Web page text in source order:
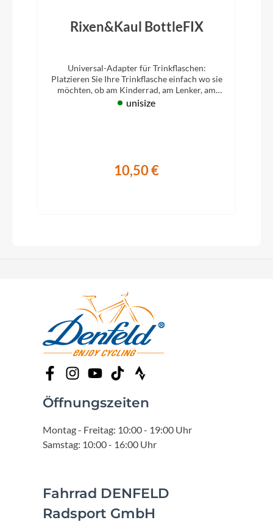
Rixen&Kaul BottleFIX
Universal-Adapter für Trinkflaschen:
Platzieren Sie Ihre Trinkflasche einfach wo sie
möchten, ob am Kinderrad, am Lenker, am
Rahmen...
unisize
10,50 €
Öffnungszeiten
Montag - Freitag: 10:00 - 19:00 Uhr
Samstag: 10:00 - 16:00 Uhr
Fahrrad DENFELD
Radsport GmbH